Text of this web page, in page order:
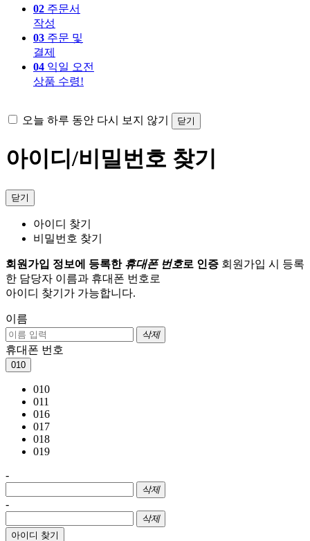
02 주문서
작성
03 주문 및
결제
04 익일 오전
상품 수령!
오늘 하루 동안 다시 보지 않기 닫기
아이디/비밀번호 찾기
닫기
아이디 찾기
비밀번호 찾기
회원가입 정보에 등록한 휴대폰 번호로 인증 회원가입 시 등록
한 담당자 이름과 휴대폰 번호로
아이디 찾기가 가능합니다.
이름
삭제
휴대폰 번호
010
010
011
016
017
018
019
-
삭제
-
삭제
아이디 찾기